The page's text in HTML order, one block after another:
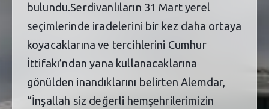
bulundu.Serdivanlıların 31 Mart yerel
seçimlerinde iradelerini bir kez daha ortaya
koyacaklarına ve tercihlerini Cumhur
İttifakı’ndan yana kullanacaklarına
gönülden inandıklarını belirten Alemdar,
“İnşallah siz değerli hemşehrilerimizin